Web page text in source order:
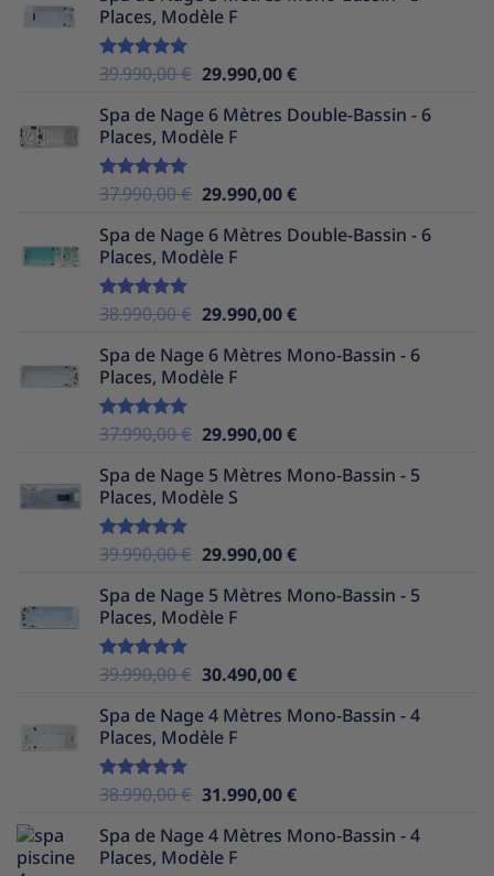
était :
Places, Modèle F
Note5.00
39.990,00€ Le
initial
était :
29.990,00€Le
actuel
Spa de Nage 6 Mètres Double-Bassin - 6
Places, Modèle F
Note5.00
37.990,00€ Le
initial
était :
29.990,00€Le
actuel
Spa de Nage 6 Mètres Double-Bassin - 6
Places, Modèle F
Note5.00
38.990,00€ Le
initial
était :
29.990,00€Le
actuel
Spa de Nage 6 Mètres Mono-Bassin - 6
Places, Modèle F
Note5.00
37.990,00€ Le
initial
était :
29.990,00€Le
actuel
Spa de Nage 5 Mètres Mono-Bassin - 5
Places, Modèle S
Note5.00
39.990,00€ Le
initial
était :
29.990,00€Le
actuel
Spa de Nage 5 Mètres Mono-Bassin - 5
Places, Modèle F
Note5.00
39.990,00€ Le
initial
était :
30.490,00€Le
actuel
Spa de Nage 4 Mètres Mono-Bassin - 4
Places, Modèle F
Note5.00
38.990,00€ Le
initial
était :
31.990,00€Le
actuel
Spa de Nage 4 Mètres Mono-Bassin - 4
Places, Modèle F